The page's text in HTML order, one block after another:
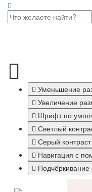
Уменьшение
Увеличение
Шрифт по
Светлый
Серый контраст
Навигация с
Подчёркивание